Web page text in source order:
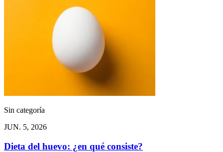
Sin categoría
JUN. 5, 2026
Dieta del huevo: ¿en qué consiste?